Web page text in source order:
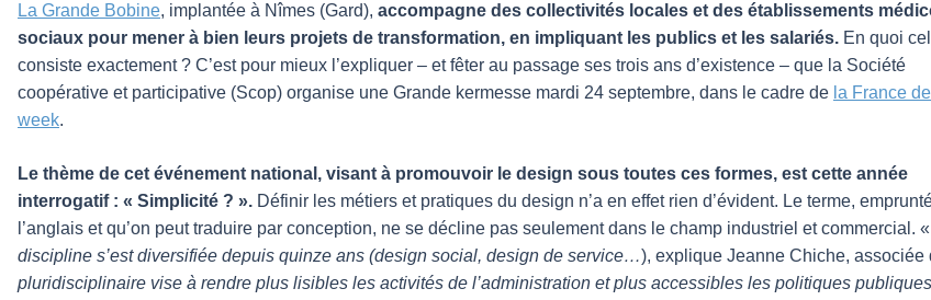
La Grande Bobine, implantée à Nîmes (Gard), accompagne des collectivités locales et des établissements
sociaux pour mener à bien leurs projets de transformation, en impliquant les publics et les salariés. En quoi
consiste exactement ? C’est pour mieux l’expliquer – et fêter au passage ses trois ans d’existence – que la Société
coopérative et participative (Scop) organise une Grande kermesse mardi 24 septembre, dans le cadre de la France
week.
Le thème de cet événement national, visant à promouvoir le design sous toutes ces formes, est cette année
interrogatif : « Simplicité ? ». Définir les métiers et pratiques du design n’a en effet rien d’évident. Le terme,
l’anglais et qu’on peut traduire par conception, ne se décline pas seulement dans le champ industriel et commercial. «
discipline s’est diversifiée depuis quinze ans (design social, design de service…), explique Jeanne Chiche,
pluridisciplinaire vise à rendre plus lisibles les activités de l’administration et plus accessibles les politiques